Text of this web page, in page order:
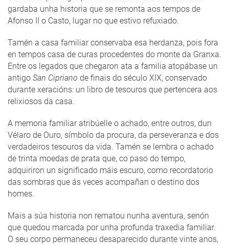
gardaba unha historia que se remonta aos tempos de
Afonso II o Casto, lugar no que estivo refuxiado.
Tamén a casa familiar conservaba esa herdanza, pois fora
en tempos casa de curas procedentes do monte da Granxa.
Entre os legados que chegaron ata a familia atopábase un
antigo San Cipriano de finais do século XIX, conservado
durante xeracións: un libro de tesouros que pertencera aos
relixiosos da casa.
A memoria familiar atribúelle o achado, entre outros, dun
Vélaro de Ouro, símbolo da procura, da perseveranza e dos
verdadeiros tesouros da vida. Tamén se lembra o achado
de trinta moedas de prata que, co paso do tempo,
adquiriron un significado máis escuro, como recordatorio
das sombras que ás veces acompañan o destino dos
homes.
Mais a súa historia non rematou nunha aventura, senón
que quedou marcada por unha profunda traxedia familiar.
O seu corpo permaneceu desaparecido durante vinte anos,